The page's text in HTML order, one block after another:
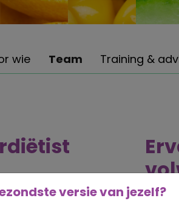
wie Team Training &
versie van jezelf?